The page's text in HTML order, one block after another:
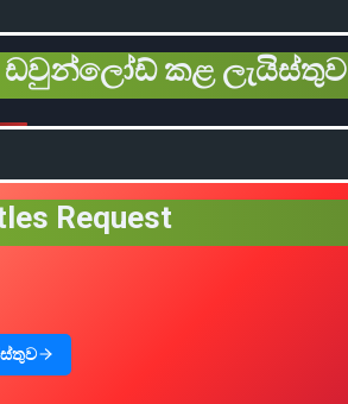
ඩවුන්ලෝඩ් කළ ලැයිස්තුව
Request